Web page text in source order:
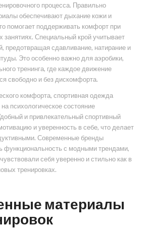
процесса. Правильно
обеспечивают дыхание кожи и
помогает поддерживать комфорт при
занятиях. Специальный крой учитывает
предотвращая сдавливание, натирание и
Это особенно важно для аэробики,
тренинга, где каждое движение
свободно и без дискомфорта.
комфорта, спортивная одежда
психологическое состояние
и привлекательный спортивный
и уверенность в себе, что делает
Современные бренды
функциональность с модными трендами,
себя уверенно и стильно как в
тренировках.
материалы